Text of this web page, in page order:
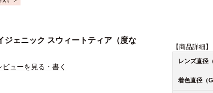
ジェニック スウィートティア（度な
ビューを見る・書く
【商品詳細】
レンズ直径
着色直径（